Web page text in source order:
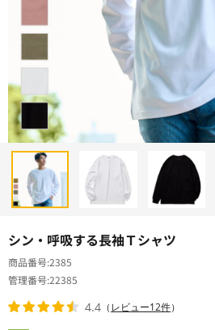
シン・呼吸する長袖Ｔシャツ
商品番号2385
管理番号22385
4.4 （レビュー12件）